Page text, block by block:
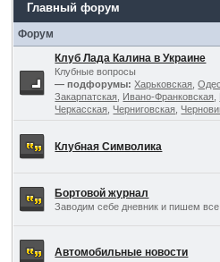
Главный форум
Форум
Клуб Лада Калина в Украине
Клубные вопросы
— подфорумы: Харьковская ,
Закарпатская Ивано-Франковская
Черкасская Черниговская
Клубная Символика
Бортовой журнал
Заводим себе дневник и пишем
Автомобильные новости